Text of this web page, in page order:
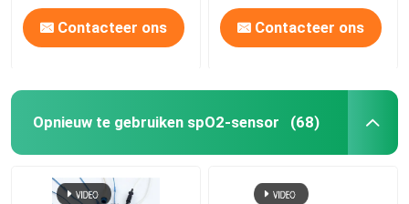
Contacteer ons Contacteer ons
Opnieuw te gebruiken spO2-sensor (68)